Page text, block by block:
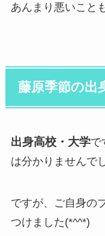
あんまり悪いこと
藤原季節の出
出身高校・大学で
は分かりませんで
ですが、ご自身の
つけました(*^^*)